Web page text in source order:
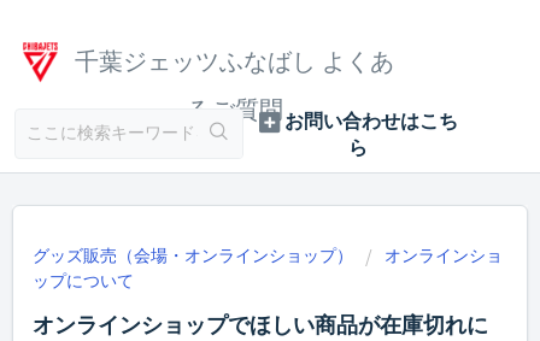
千葉ジェッツふなばし よくあ
るご質問
グッズ販売（会場・オンラインショップ）
オンラインショ
ップについて
オンラインショップでほしい商品が在庫切れに